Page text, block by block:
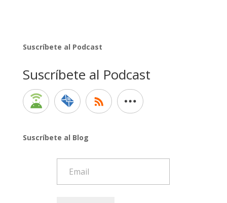
Suscríbete al Podcast
Suscríbete al Podcast
Suscríbete al Blog